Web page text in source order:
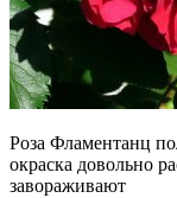
Роза Фламентанц
окраска довольно
завораживают